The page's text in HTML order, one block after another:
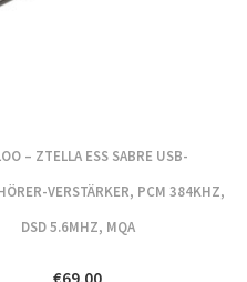
– ZTELLA ESS SABRE USB-
VERSTÄRKER, PCM 384KHZ,
DSD 5.6MHZ, MQA